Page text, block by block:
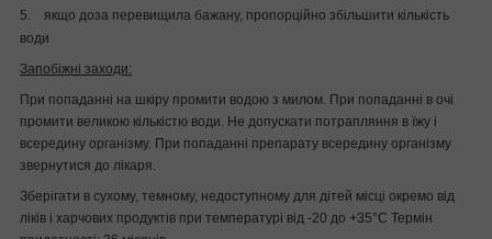
5.
якщо доза перевищила бажану, пропорційно збільшити кількість
води
Запобіжні заходи:
При попаданні на шкіру промити водою з милом. При попаданні в очі
промити великою кількістю води. Не допускати потрапляння в їжу і
всередину організму. При попаданні препарату всередину організму
звернутися до лікаря.
Зберігати в сухому, темному, недоступному для дітей місці окремо від
ліків і харчових продуктів при температурі від -20 до +35°С Термін